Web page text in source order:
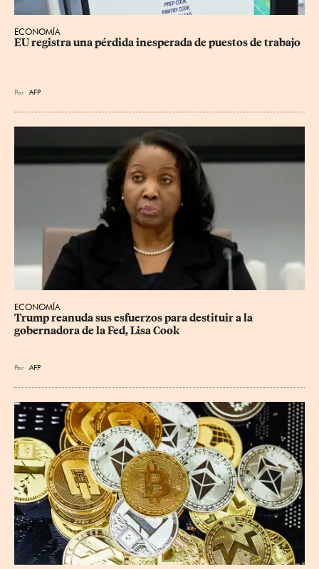
ECONOMÍA
EU registra una pérdida inesperada de puestos de trabajo
Por AFP
ECONOMÍA
Trump reanuda sus esfuerzos para destituir a la
gobernadora de la Fed, Lisa Cook
Por AFP